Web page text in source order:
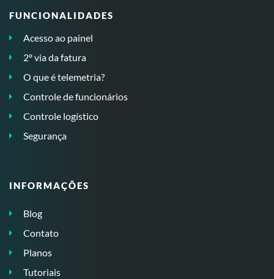
FUNCIONALIDADES
Acesso ao painel
2º via da fatura
O que é telemetria?
Controle de funcionários
Controle logístico
Segurança
INFORMAÇÕES
Blog
Contato
Planos
Tutoriais